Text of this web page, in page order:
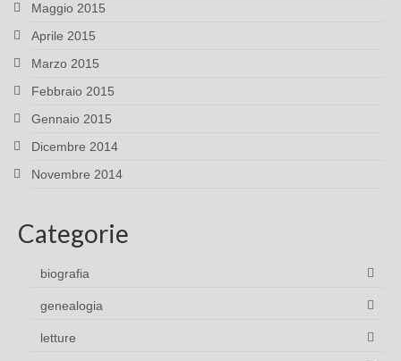
Maggio 2015
Aprile 2015
Marzo 2015
Febbraio 2015
Gennaio 2015
Dicembre 2014
Novembre 2014
Categorie
biografia
genealogia
letture